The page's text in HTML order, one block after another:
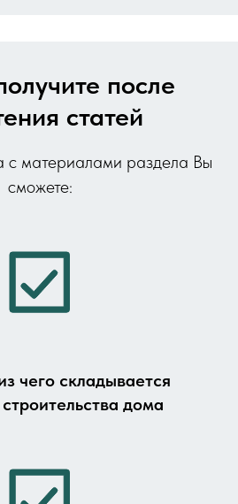
после
статей
с материалами раздела Вы
сможете:
чего складывается
дома